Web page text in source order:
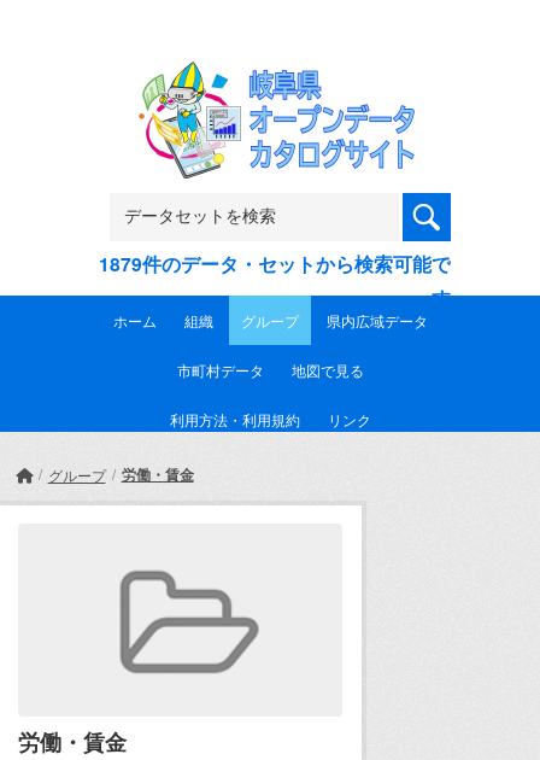
1879件のデータ・セットから検索可能で
す
ホーム 組織 グループ 県内広域データ
市町村データ 地図で見る
利用方法・利用規約 リンク
グループ 労働・賃金
労働・賃金